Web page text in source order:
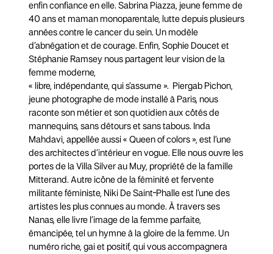
enfin confiance en elle. Sabrina Piazza, jeune femme de
40 ans et maman monoparentale, lutte depuis plusieurs
années contre le cancer du sein. Un modèle
d’abnégation et de courage. Enfin, Sophie Doucet et
Stéphanie Ramsey nous partagent leur vision de la
femme moderne,
« libre, indépendante, qui s’assume ». Piergab Pichon,
jeune photographe de mode installé à Paris, nous
raconte son métier et son quotidien aux côtés de
mannequins, sans détours et sans tabous. Inda
Mahdavi, appellée aussi « Queen of colors », est l’une
des architectes d’intérieur en vogue. Elle nous ouvre les
portes de la Villa Silver au Muy, propriété de la famille
Mitterand. Autre icône de la féminité et fervente
militante féministe, Niki De Saint-Phalle est l’une des
artistes les plus connues au monde. À travers ses
Nanas, elle livre l’image de la femme parfaite,
émancipée, tel un hymne à la gloire de la femme. Un
numéro riche, gai et positif, qui vous accompagnera